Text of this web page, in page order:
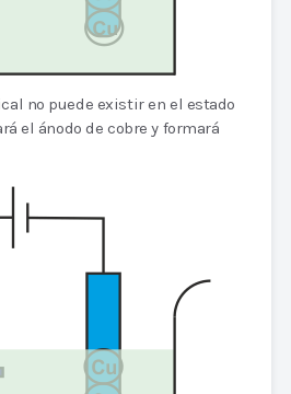
no puede existir en el estado
el ánodo de cobre y formará